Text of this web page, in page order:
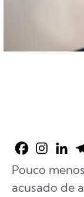
Pouco
acusado de